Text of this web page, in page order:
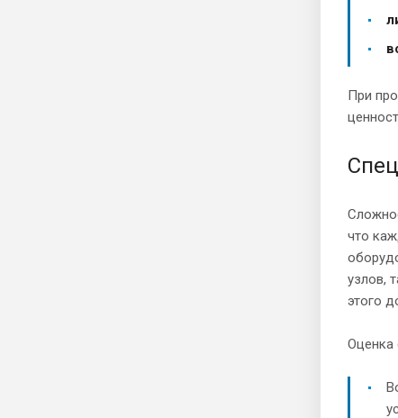
При
что
узлов,
этого
Оценка